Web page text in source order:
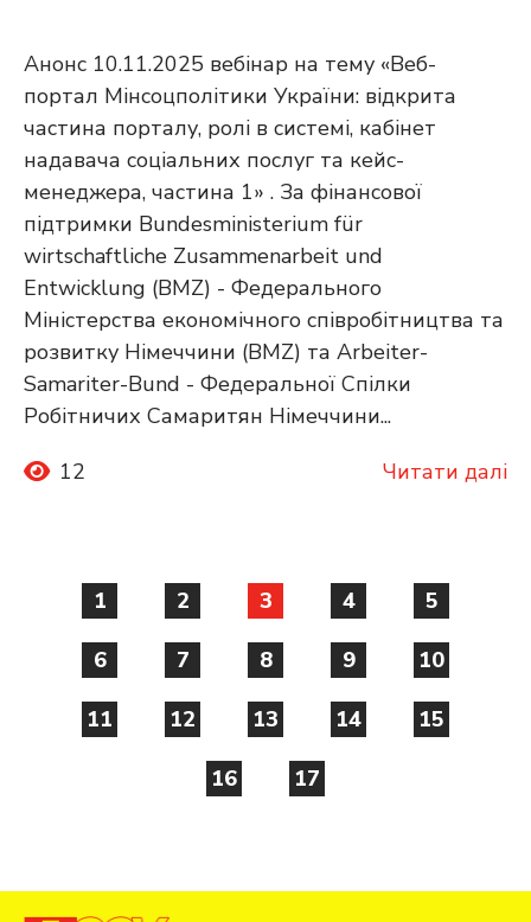
Анонс 10.11.2025 вебінар на тему «Веб-
портал Мінсоцполітики України: відкрита
частина порталу, ролі в системі, кабінет
надавача соціальних послуг та кейс-
менеджера, частина 1» . За фінансової
підтримки Bundesministerium für
wirtschaftliche Zusammenarbeit und
Entwicklung (BMZ) - Федерального
Міністерства економічного співробітництва та
розвитку Німеччини (BMZ) та Arbeiter-
Samariter-Bund - Федеральної Спілки
Робітничих Самаритян Німеччини...
12
Читати далі
1 2 3 4 5
6 7 8 9 10
11 12 13 14 15
16 17